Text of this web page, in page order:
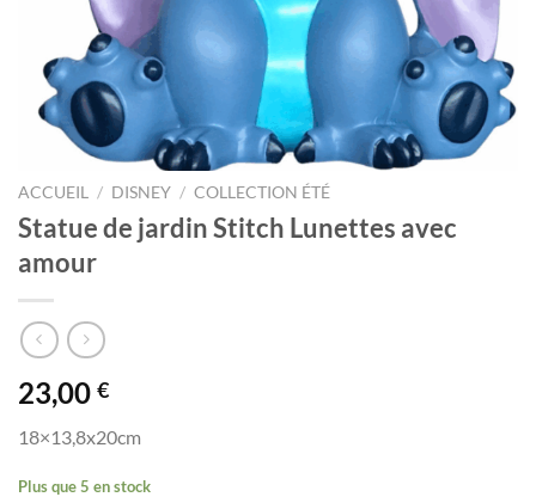
ACCUEIL / DISNEY / COLLECTION ÉTÉ
Statue de jardin Stitch Lunettes avec
amour
23,00 €
18×13,8x20cm
Plus que 5 en stock